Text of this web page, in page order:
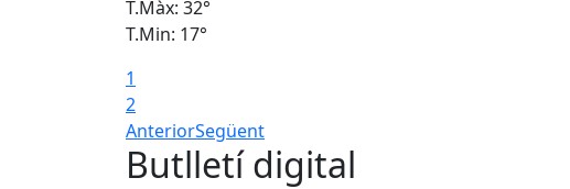
T.Màx: 32°
T.Min: 17°
1
2
AnteriorSegüent
Butlletí digital